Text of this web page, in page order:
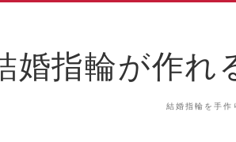
婚指輪が作れ
結婚指輪を手作